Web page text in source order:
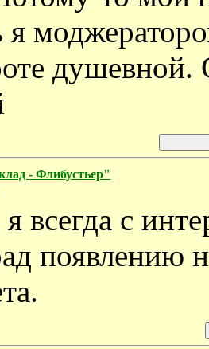
я
- Флибустьер"
всегда с
появлению